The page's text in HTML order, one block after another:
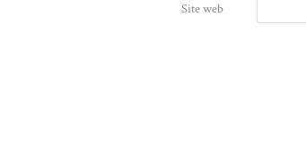
Site web